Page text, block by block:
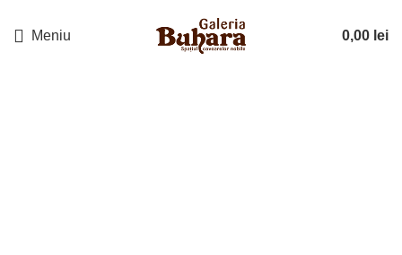
Meniu 0,00 lei